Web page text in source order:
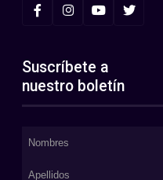
Suscríbete a
nuestro boletín